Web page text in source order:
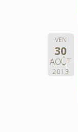
VEN
30
AOÛT
2013